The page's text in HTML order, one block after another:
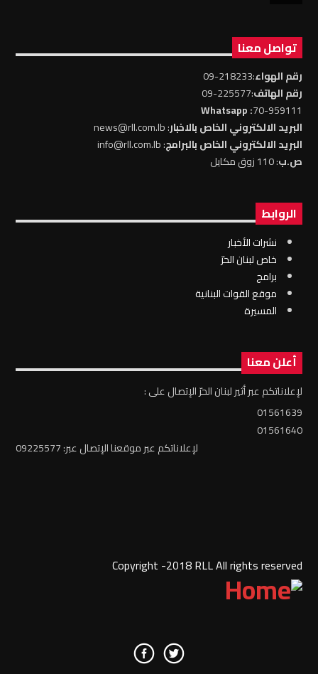
تواصل معنا
رقم الهواء:218233-09
رقم الهاتف:225577-09
70-959111
: Whatsapp
البريد الالكتروني الخاص بالاخبار: news@rll.com.lb
البريد الالكتروني الخاص بالبرامج: info@rll.com.lb
ص.ب: 110 زوق مكايل
الروابط
نشرات الأخبار
خاص لبنان الحرّ
برامج
موقع القوات البنانية
المسيرة
أعلن معنا
لإعلاناتكم عبر أثير لبنان الحرّ الإتصال على :
01561639
01561640
لإعلاناتكم عبر موقعنا الإتصال عبر: 09225577
Copyright -2018 RLL All rights reserved